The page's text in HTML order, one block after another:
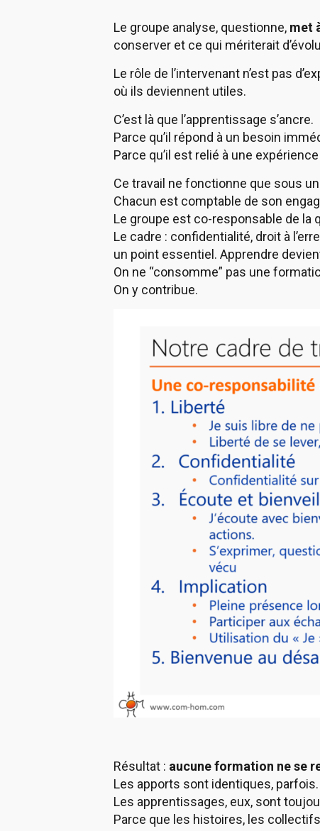
Le groupe analyse, questionne, met
conserver et ce qui mériterait
Le rôle de l’intervenant n’est pas
où ils deviennent utiles.
C’est là que l’apprentissage s’ancre.
Parce qu’il répond à un besoin
Parce qu’il est relié à une
Ce travail ne fonctionne que sous
Chacun est comptable de son
Le groupe est co-responsable de la
Le cadre : confidentialité, droit à
un point essentiel. Apprendre
On ne “consomme” pas une
On y contribue.
Résultat : aucune formation ne se
Les apports sont identiques, parfois.
Les apprentissages, eux, sont
Parce que les histoires, les